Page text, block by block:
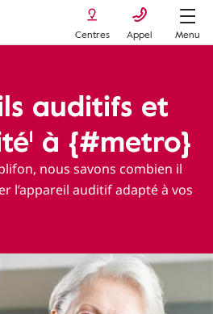
Centres Appel
Menu
auditifs et
à {#metro}
nous savons combien il
l’appareil auditif adapté à vos